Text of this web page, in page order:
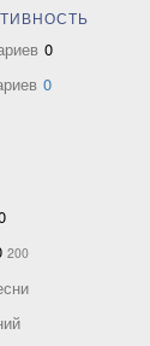
0
0
200